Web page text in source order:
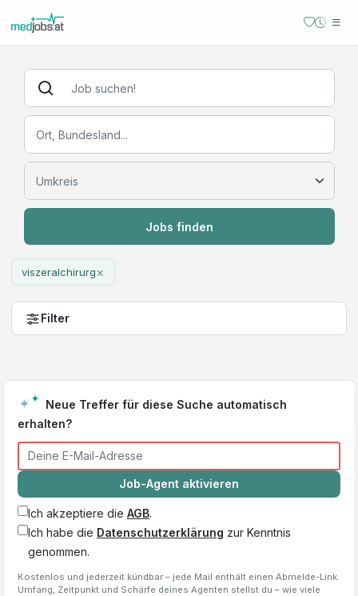
Jobs finden
viszeralchirurg×
Filter
Neue Treffer für diese Suche automatisch
erhalten?
Job-Agent aktivieren
Ich akzeptiere die AGB.
Ich habe die Datenschutzerklärung zur Kenntnis
genommen.
Kostenlos und jederzeit kündbar – jede Mail enthält einen Abmelde-Link.
Umfang, Zeitpunkt und Schärfe deines Agenten stellst du – wie viele